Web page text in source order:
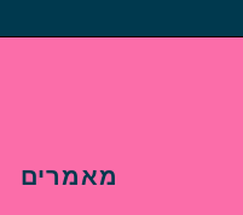
מאמרים